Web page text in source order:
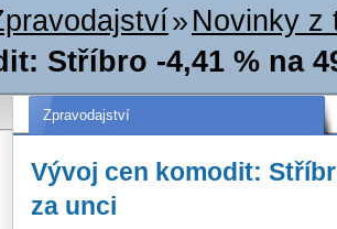
» Novinky z
Stříbro -4,41 % na
Zpravodajství
Vývoj cen komodit:
za unci